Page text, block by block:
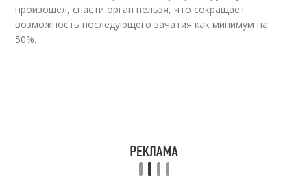
произошел, спасти орган нельзя, что сокращает
возможность последующего зачатия как минимум на
50%.